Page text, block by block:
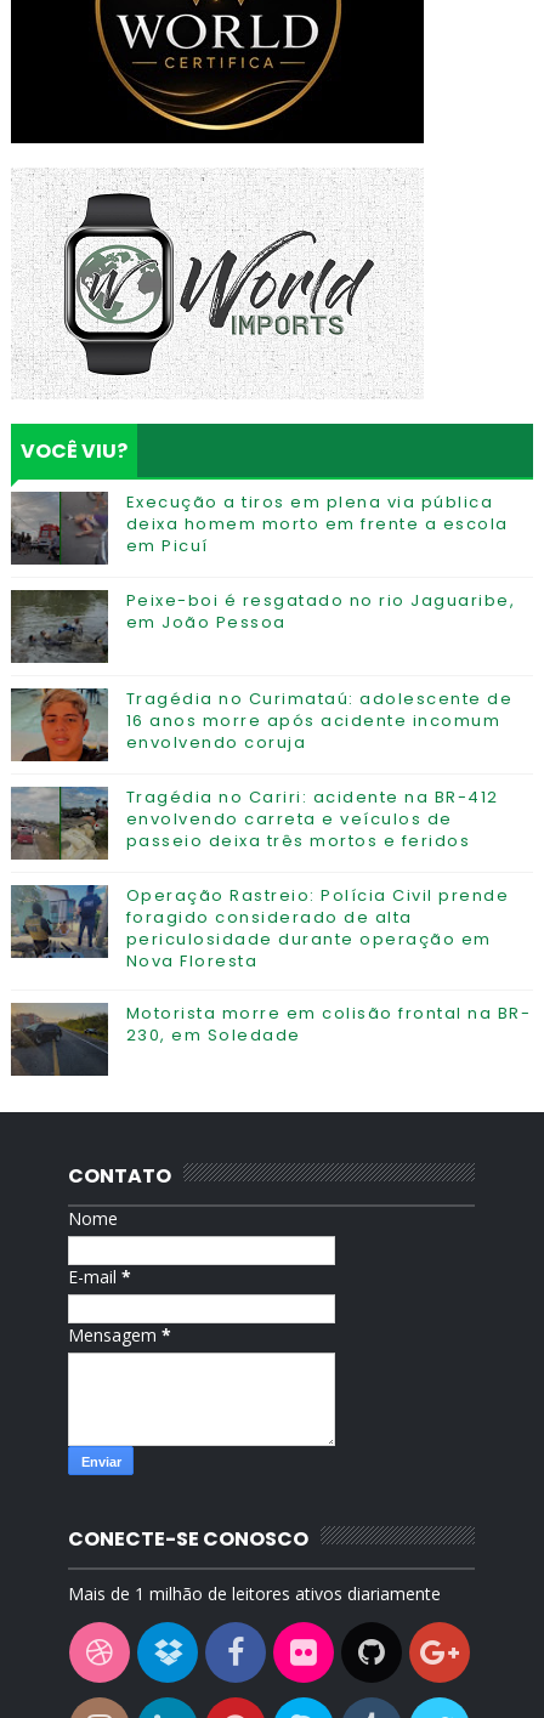
VOCÊ VIU?
Execução a tiros em plena via pública
deixa homem morto em frente a escola
em Picuí
Peixe-boi é resgatado no rio Jaguaribe,
em João Pessoa
Tragédia no Curimataú: adolescente de
16 anos morre após acidente incomum
envolvendo coruja
Tragédia no Cariri: acidente na BR-412
envolvendo carreta e veículos de
passeio deixa três mortos e feridos
Operação Rastreio: Polícia Civil prende
foragido considerado de alta
periculosidade durante operação em
Nova Floresta
Motorista morre em colisão frontal na BR-
230, em Soledade
CONTATO
Nome
E-mail*
Mensagem*
CONECTE-SE CONOSCO
Mais de 1 milhão de leitores ativos diariamente